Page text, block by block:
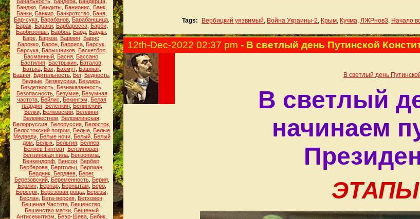
Банджо Бандиты Банионис Банк
Банки Банкир Банкротство Баня
Бар-сука Барабанов Барабанщица
Барак, Бараки, Барбаросса, Барби,
Барбизонцы Барбра Бард Барды
Баре Барков Бармин Барнс
Барокко Барон Барриса Барсук
Барсука, Барышников, Баскетбол,
Басманный Басня Бассано
Бастилия Бастрыкин Баталов
Батька, Бах Бахмут, Башмак,
Башня Бдительность Бег, Бедность
Бедные, Безвкусица, Бездарь,
Бездетность Безнаказанность
Безопасность, Безумие, Безумная
частота Бейлис Бекингэм
Белая
гвардия, Беленкин, Белинский,
Белки, Белковский, Беллини,
Беломестнов, Беломлинская,
Белорруссия Белоруссия Белосток
Белостокский погром
Белые, Белые
Медведи, Белые ночи, Белый, Белый
дом
Белых Бельгия Беляев
Беляев-Гинтовт, Бензиновая
Бензиновая пила Бензопила
Бенкендорф Бенсон Бербер
Берберова Берггольц Бергман
Бердник Бердяев Берег,
Березовский, Беременность, Берия,
Берлин, Бернар, Бернштам Беро,
Берсерк, Берёзовая роща, Берёзы,
Беслан Бета-версия Бетховен
Бешеная Частота Бешенство
Бешенство матки Бешеный
Антисемитизм
Беэр-Шева Бибик
Tags:
Вербицкий уязвимый, Война Украины-2, Крым, Кучма, ЛЖРнов3, Начало
12th-Dec-2022 02:37 pm - В светлый день Путинской
В светлый день
В светлый
начинаем